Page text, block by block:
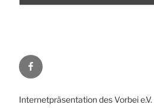
Vorbei
e.V.
Facebook
Internetpräsentation des Vorbei